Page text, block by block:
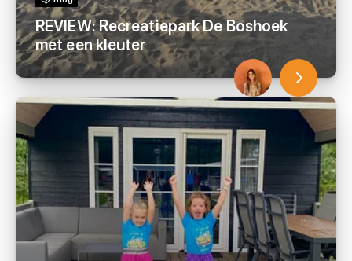
REVIEW: Recreatiepark De Boshoek
met een kleuter